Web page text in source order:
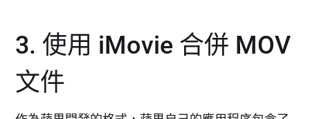
3. 使用 iMovie 合併 MOV
文件